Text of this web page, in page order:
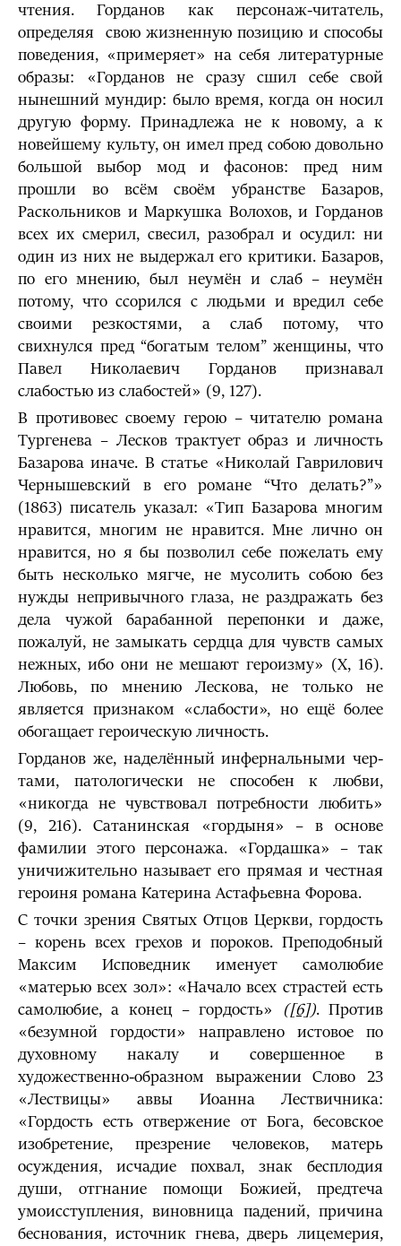
чтения. Горданов как персонаж-читатель,
определяя свою жизненную позицию и способы
поведения, «примеряет» на себя литературные
образы: «Горданов не сразу сшил себе свой
нынешний мундир: было время, когда он носил
другую форму. Принадлежа не к новому, а к
новейшему культу, он имел пред собою довольно
большой выбор мод и фасонов: пред ним
прошли во всём своём убранстве Базаров,
Раскольников и Маркушка Волохов, и Горданов
всех их смерил, свесил, разобрал и осудил: ни
один из них не выдержал его критики. Базаров,
по его мнению, был неумён и слаб – неумён
потому, что ссорился с людьми и вредил себе
своими резкостями, а слаб потому, что
свихнулся пред “богатым телом” женщины, что
Павел Николаевич Горданов признавал
слабостью из слабостей» (9, 127).
В противовес своему герою – читателю романа
Тургенева – Лесков трактует образ и личность
Базарова иначе. В статье «Николай Гаврилович
Чер­нышевский в его романе “Что делать?”»
(1863) писатель указал: «Тип Базарова многим
нравится, многим не нравится. Мне лично он
нравится, но я бы позволил себе пожелать ему
быть несколько мягче, не мусолить собою без
нужды непривычного глаза, не раздражать без
дела чужой барабанной перепонки и даже,
пожалуй, не замыкать сердца для чувств самых
нежных, ибо они не мешают героизму» (X, 16).
Любовь, по мнению Лескова, не только не
является признаком «слабости», но ещё более
обога­щает героическую личность.
Горданов же, наделённый инфернальными чер­
тами, патологически не способен к любви,
«никогда не чувствовал потребности любить»
(9, 216). Сатанинская «гордыня» – в основе
фамилии этого персонажа. «Гордашка» – так
уничижительно называет его прямая и честная
героиня романа Катерина Астафьевна Форова.
С точки зрения Святых Отцов Церкви, гордость
– корень всех грехов и пороков. Преподобный
Максим Исповедник именует самолюбие
«матерью всех зол»: «Начало всех страстей есть
самолюбие, а конец – гордость»
([6]). Против
«безумной гордости» направлено истовое по
духовному накалу и совершенное в
художественно-образном выражении Слово 23
«Лествицы» аввы Иоанна Лествичника:
«Гордость есть отвержение от Бога, бесовское
изобретение, презрение человеков, матерь
осуждения, исчадие похвал, знак бесплодия
души, отгнание помощи Божией, предтеча
умоисступления, виновница падений, причина
беснования, источник гнева, дверь лицемерия,